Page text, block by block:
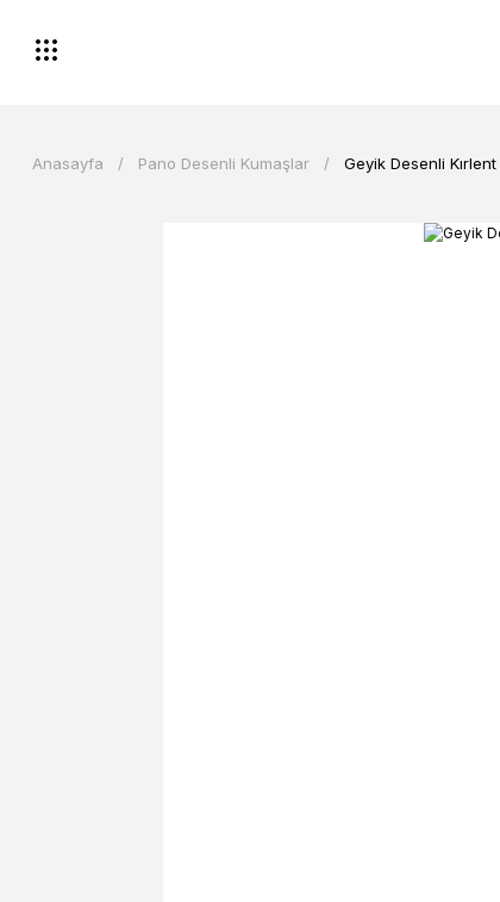
Anasayfa Pano Desenli Kumaşlar Geyik Desenli Kırlent